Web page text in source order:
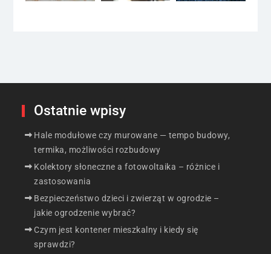
Ostatnie wpisy
Hale modułowe czy murowane — tempo budowy,
termika, możliwości rozbudowy
Kolektory słoneczne a fotowoltaika – różnice i
zastosowania
Bezpieczeństwo dzieci i zwierząt w ogrodzie –
jakie ogrodzenie wybrać?
Czym jest kontener mieszkalny i kiedy się
sprawdzi?